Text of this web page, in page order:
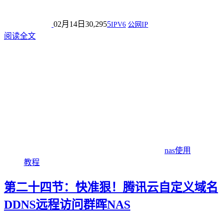
02月14日 30,2955IPV6 公网IP
阅读全文
nas使用
教程
第二十四节：快准狠！腾讯云自定义域名
DDNS远程访问群晖NAS